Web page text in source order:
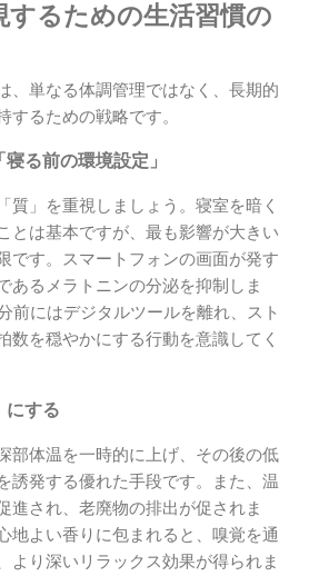
するための生活習慣の
、単なる体調管理ではなく、長期的
するための戦略です。
る前の環境設定」
質」を重視しましょう。寝室を暗く
とは基本ですが、最も影響が大きい
です。スマートフォンの画面が発す
あるメラトニンの分泌を抑制しま
前にはデジタルツールを離れ、スト
数を穏やかにする行動を意識してく
にする
部体温を一時的に上げ、その後の低
誘発する優れた手段です。また、温
進され、老廃物の排出が促されま
地よい香りに包まれると、嗅覚を通
より深いリラックス効果が得られま